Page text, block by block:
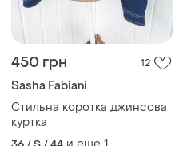
450 грн 12
Sasha Fabiani
Стильна коротка джинсова
куртка